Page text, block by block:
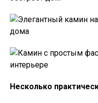
Несколько